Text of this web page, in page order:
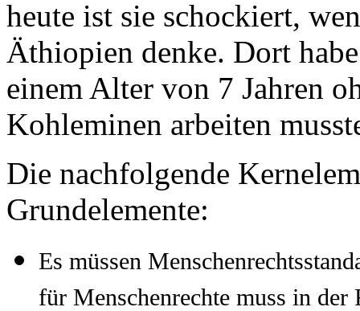
heute ist sie schockiert,
Äthiopien denke. Dort
einem Alter von 7 Jahren
Kohleminen arbeiten
Die nachfolgende
Grundelemente:
Es müssen
für Menschenrechte muss in der